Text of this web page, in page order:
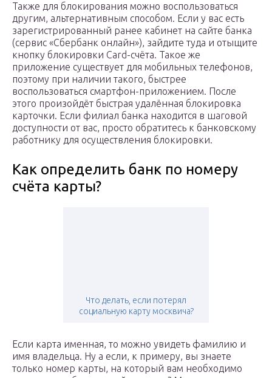
Также для блокирования можно воспользоваться
другим, альтернативным способом. Если у вас есть
зарегистрированный ранее кабинет на сайте банка
(сервис «Сбербанк онлайн»), зайдите туда и отыщите
кнопку блокировки Card-счёта. Такое же
приложение существует для мобильных телефонов,
поэтому при наличии такого, быстрее
воспользоваться смартфон-приложением. После
этого произойдёт быстрая удалённая блокировка
карточки. Если филиал банка находится в шаговой
доступности от вас, просто обратитесь к банковскому
работнику для осуществления блокировки.
Как определить банк по номеру
счёта карты?
Что делать, если потерял
социальную карту москвича?
Если карта именная, то можно увидеть фамилию и
имя владельца. Ну а если, к примеру, вы знаете
только номер карты, на который вам необходимо